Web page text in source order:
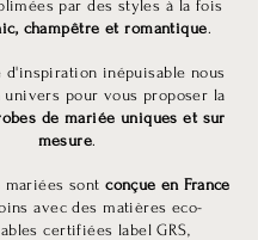
par des styles à la fois
champêtre etromantique.
d'inspiration inépuisable nous
pour vous proposer la
de mariée uniques et sur
mesure.
mariées sontconçue en France
avec des matières eco-
certifiées label GRS,